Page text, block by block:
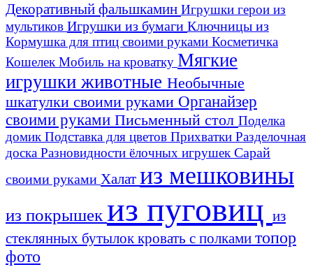
Декоративный фальшкамин Игрушки герои из
мультиков Игрушки из бумаги Ключницы из
Кормушка для птиц своими руками Косметичка
КошелекМобиль на кроватку Мягкие
игрушки животные Необычные
шкатулки своими руками Органайзер
своими руками Письменный стол Поделка
домикПодставка для цветов Прихватки Разделочная
доска Разновидности ёлочных игрушекСарай
своими руками Халат из мешковины
из покрышек из пуговиц из
стеклянных бутылоккровать с полками топор
фото